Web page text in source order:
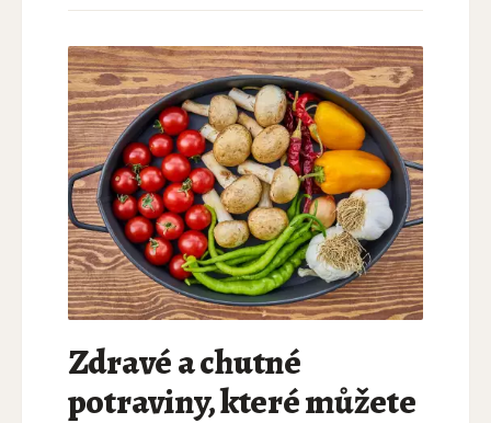
Zdravé a chutné
potraviny, které můžete